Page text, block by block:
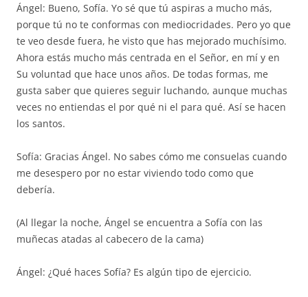
Ángel: Bueno, Sofía. Yo sé que tú aspiras a mucho más,
porque tú no te conformas con mediocridades. Pero yo que
te veo desde fuera, he visto que has mejorado muchísimo.
Ahora estás mucho más centrada en el Señor, en mí y en
Su voluntad que hace unos años. De todas formas, me
gusta saber que quieres seguir luchando, aunque muchas
veces no entiendas el por qué ni el para qué. Así se hacen
los santos.
Sofía: Gracias Ángel. No sabes cómo me consuelas cuando
me desespero por no estar viviendo todo como que
debería.
(Al llegar la noche, Ángel se encuentra a Sofía con las
muñecas atadas al cabecero de la cama)
Ángel: ¿Qué haces Sofía? Es algún tipo de ejercicio.